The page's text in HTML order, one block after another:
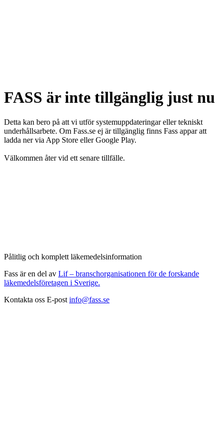
FASS är inte tillgänglig just nu
Detta kan bero på att vi utför systemuppdateringar eller tekniskt
underhållsarbete. Om Fass.se ej är tillgänglig finns Fass appar att
ladda ner via App Store eller Google Play.
Välkommen åter vid ett senare tillfälle.
Pålitlig och komplett läkemedelsinformation
Fass är en del av Lif – branschorganisationen för de forskande
läkemedelsföretagen i Sverige.
Kontakta oss E-post info@fass.se